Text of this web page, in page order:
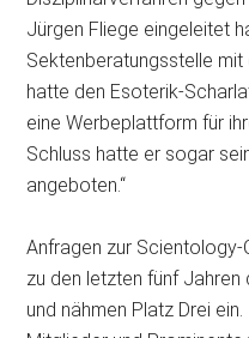
Jürgen Fliege eingeleitet
Sektenberatungsstelle mit
hatte den Esoterik-
eine Werbeplattform für
Schluss hatte er sogar
angeboten.“
Anfragen zur
zu den letzten fünf
und nähmen Platz Drei